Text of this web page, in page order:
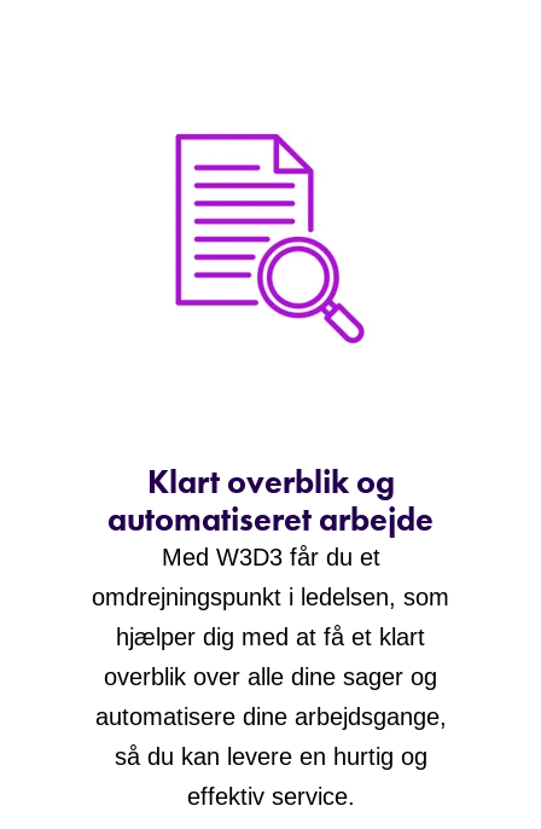
Klart overblik og
automatiseret arbejde
Med W3D3 får du et
omdrejningspunkt i ledelsen, som
hjælper dig med at få et klart
overblik over alle dine sager og
automatisere dine arbejdsgange,
så du kan levere en hurtig og
effektiv service.